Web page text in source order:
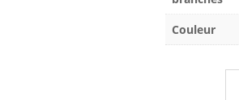
Couleur